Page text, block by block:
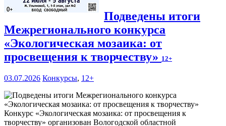
Подведены итоги
Межрегионального конкурса
«Экологическая мозаика: от
просвещения к творчеству» 12+
03.07.2026 Конкурсы, 12+
Конкурс «Экологическая мозаика: от просвещения к
творчеству» организован Вологодской областной